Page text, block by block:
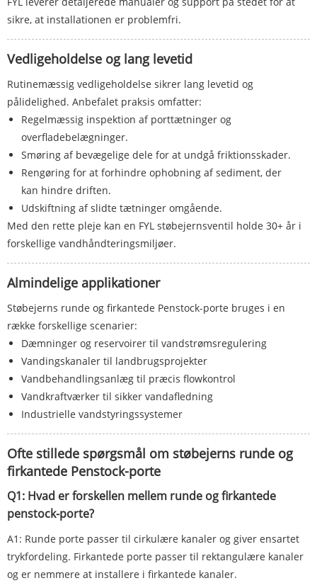
sikre, at installationen er problemfri.
Vedligeholdelse og lang levetid
Rutinemæssig vedligeholdelse sikrer lang levetid og
pålidelighed. Anbefalet praksis omfatter:
Regelmæssig inspektion af porttætninger og
overfladebelægninger.
Smøring af bevægelige dele for at undgå friktionsskader.
Rengøring for at forhindre ophobning af sediment, der
kan hindre driften.
Udskiftning af slidte tætninger omgående.
Med den rette pleje kan en FYL støbejernsventil holde 30+ år i
forskellige vandhåndteringsmiljøer.
Almindelige applikationer
Støbejerns runde og firkantede Penstock-porte bruges i en
række forskellige scenarier:
Dæmninger og reservoirer til vandstrømsregulering
Vandingskanaler til landbrugsprojekter
Vandbehandlingsanlæg til præcis flowkontrol
Vandkraftværker til sikker vandafledning
Industrielle vandstyringssystemer
Ofte stillede spørgsmål om støbejerns runde og
firkantede Penstock-porte
Q1: Hvad er forskellen mellem runde og firkantede
penstock-porte?
A1: Runde porte passer til cirkulære kanaler og giver ensartet
trykfordeling. Firkantede porte passer til rektangulære kanaler
og er nemmere at installere i firkantede kanaler.